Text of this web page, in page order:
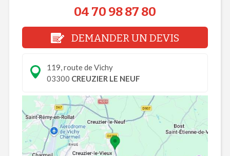
04 70 98 87 80
DEMANDER UN DEVIS
119, route de Vichy
03300 CREUZIER LE NEUF